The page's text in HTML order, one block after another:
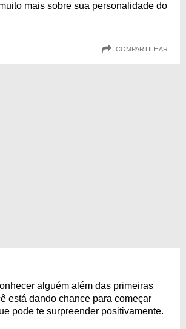
mais sobre sua personalidade do
COMPARTILHAR
alguém além das primeiras
está dando chance para começar
pode te surpreender positivamente.